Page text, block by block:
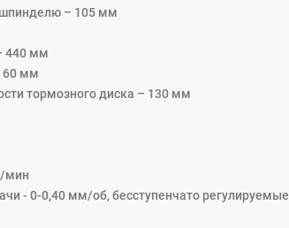
– 105 мм
440 мм
60 мм
тормозного диска – 130 мм
мин
- 0-0,40 мм/об, бесступенчато регулируемые